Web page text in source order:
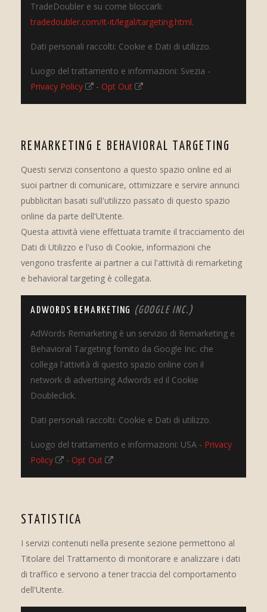
TradeDoubler e su come bloccarli:
tradedoubler.com/it-it/legal/targeting.html.
Dati personali raccolti: Cookie e Dati di utilizzo.
Luogo del trattamento e informazioni: Svezia -
Privacy Policy
- Opt Out
REMARKETING E BEHAVIORAL TARGETING
Questi servizi consentono a questo spazio online ed ai
suoi partner di comunicare, ottimizzare e servire annunci
pubblicitari basati sull'utilizzo passato di questo spazio
online da parte dell'Utente.
Questa attività viene effettuata tramite il tracciamento dei
Dati di Utilizzo e l'uso di Cookie, informazioni che
vengono trasferite ai partner a cui l'attività di remarketing
e behavioral targeting è collegata.
ADWORDS REMARKETING (GOOGLE INC.)
AdWords Remarketing è un servizio di Remarketing e
Behavioral Targeting fornito da Google Inc. che
collega l'attività di questo spazio online con il
network di advertising Adwords ed il Cookie
Doubleclick.
Dati personali raccolti: Cookie e Dati di utilizzo.
Luogo del trattamento e informazioni: USA - Privacy
Policy
- Opt Out
STATISTICA
I servizi contenuti nella presente sezione permettono al
Titolare del Trattamento di monitorare e analizzare i dati
di traffico e servono a tener traccia del comportamento
dell'Utente.